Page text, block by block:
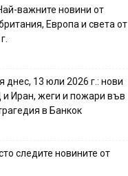
важните новини от
Европа и света от
днес, 13 юли 2026 г.: нови
Иран, жеги и пожари във
в Банкок
следите новините от